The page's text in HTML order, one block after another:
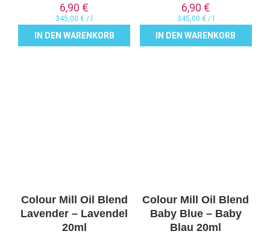
6,90 €
345,00€ /
IN DEN WARENKORB
6,90 €
345,00 €/
IN DEN WARENKORB
Colour Mill Oil Blend
Lavender – Lavendel
20ml
Colour Mill Oil Blend
Baby Blue – Baby
Blau 20ml